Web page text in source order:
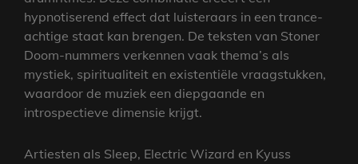
hypnotiserend effect dat luisteraars in een trance-
achtige staat kan brengen. De teksten van Stoner
Doom-nummers verkennen vaak thema’s als
mystiek, spiritualiteit en existentiële vraagstukken,
waardoor de muziek een diepgaande en
introspectieve dimensie krijgt.
Artiesten als Sleep, Electric Wizard en Kyuss